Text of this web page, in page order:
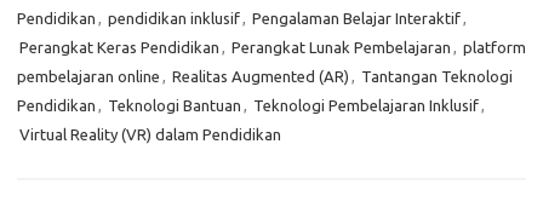
Pendidikan , pendidikan inklusif, Pengalaman Belajar Interaktif,
Perangkat Keras Pendidikan , Perangkat Lunak Pembelajaran , platform
pembelajaran online , Realitas Augmented (AR) , Tantangan Teknologi
Pendidikan , Teknologi Bantuan , Teknologi Pembelajaran Inklusif,
Virtual Reality (VR) dalam Pendidikan